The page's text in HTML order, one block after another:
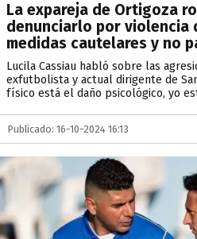
La expareja de Ortigoza
denunciarlo por violencia
medidas cautelares y no
Lucila Cassiau habló sobre las
exfutbolista y actual dirigente de
físico está el daño psicológico, yo
Publicado: 16-10-2024 16:13